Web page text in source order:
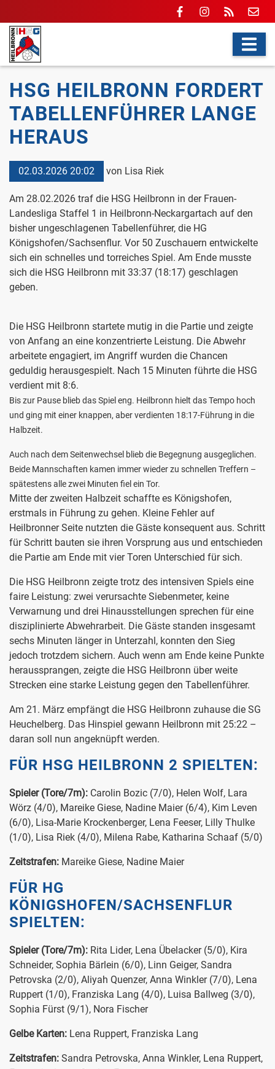
HSG HEILBRONN FORDERT
TABELLENFÜHRER LANGE
HERAUS
02.03.2026 20:02 von Lisa Riek
Am 28.02.2026 traf die HSG Heilbronn in der Frauen-
Landesliga Staffel 1 in Heilbronn-Neckargartach auf den
bisher ungeschlagenen Tabellenführer, die HG
Königshofen/Sachsenflur. Vor 50 Zuschauern entwickelte
sich ein schnelles und torreiches Spiel. Am Ende musste
sich die HSG Heilbronn mit 33:37 (18:17) geschlagen
geben.
Die HSG Heilbronn startete mutig in die Partie und zeigte
von Anfang an eine konzentrierte Leistung. Die Abwehr
arbeitete engagiert, im Angriff wurden die Chancen
geduldig herausgespielt. Nach 15 Minuten führte die HSG
verdient mit 8:6.
Bis zur Pause blieb das Spiel eng. Heilbronn hielt das Tempo hoch
und ging mit einer knappen, aber verdienten 18:17-Führung in die
Halbzeit.
Auch nach dem Seitenwechsel blieb die Begegnung ausgeglichen.
Beide Mannschaften kamen immer wieder zu schnellen Treffern –
spätestens alle zwei Minuten fiel ein Tor.
Mitte der zweiten Halbzeit schaffte es Königshofen,
erstmals in Führung zu gehen. Kleine Fehler auf
Heilbronner Seite nutzten die Gäste konsequent aus. Schritt
für Schritt bauten sie ihren Vorsprung aus und entschieden
die Partie am Ende mit vier Toren Unterschied für sich.
Die HSG Heilbronn zeigte trotz des intensiven Spiels eine
faire Leistung: zwei verursachte Siebenmeter, keine
Verwarnung und drei Hinausstellungen sprechen für eine
disziplinierte Abwehrarbeit. Die Gäste standen insgesamt
sechs Minuten länger in Unterzahl, konnten den Sieg
jedoch trotzdem sichern. Auch wenn am Ende keine Punkte
heraussprangen, zeigte die HSG Heilbronn über weite
Strecken eine starke Leistung gegen den Tabellenführer.
Am 21. März empfängt die HSG Heilbronn zuhause die SG
Heuchelberg. Das Hinspiel gewann Heilbronn mit 25:22 –
daran soll nun angeknüpft werden.
FÜR HSG HEILBRONN 2 SPIELTEN:
Spieler (Tore/7m): Carolin Bozic (7/0), Helen Wolf, Lara
Wörz (4/0), Mareike Giese, Nadine Maier (6/4), Kim Leven
(6/0), Lisa-Marie Krockenberger, Lena Feeser, Lilly Thulke
(1/0), Lisa Riek (4/0), Milena Rabe, Katharina Schaaf (5/0)
Zeitstrafen: Mareike Giese, Nadine Maier
FÜR HG
KÖNIGSHOFEN/SACHSENFLUR
SPIELTEN:
Spieler (Tore/7m): Rita Lider, Lena Übelacker (5/0), Kira
Schneider, Sophia Bärlein (6/0), Linn Geiger, Sandra
Petrovska (2/0), Aliyah Quenzer, Anna Winkler (7/0), Lena
Ruppert (1/0), Franziska Lang (4/0), Luisa Ballweg (3/0),
Sophia Fürst (9/1), Nora Fischer
Gelbe Karten: Lena Ruppert, Franziska Lang
Zeitstrafen: Sandra Petrovska, Anna Winkler, Lena Ruppert,